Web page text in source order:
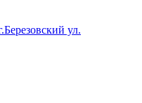
ул.